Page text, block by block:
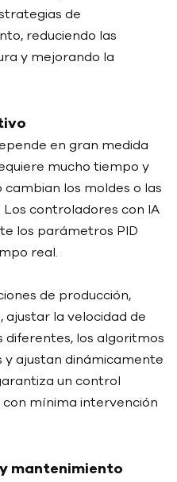
de
reduciendo las
y mejorando la
en gran medida
mucho tiempo y
los moldes o las
controladores con IA
los parámetros PID
real.
de producción,
ajustar la velocidad de
diferentes, los algoritmos
y ajustan dinámicamente
un control
mínima intervención
mantenimiento